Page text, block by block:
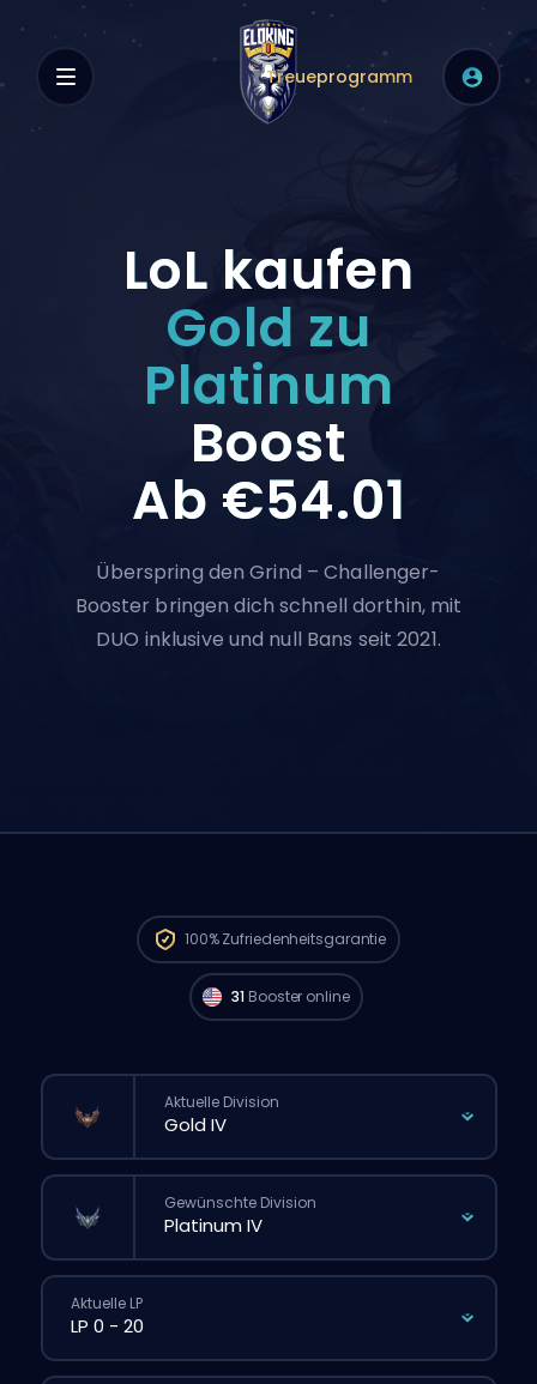
Treueprogramm
LoL kaufen
Gold zu
Platinum
Boost
Ab €54.01
Überspring den Grind – Challenger-
Booster bringen dich schnell dorthin, mit
DUO inklusive und null Bans seit 2021.
100%Zufriedenheitsgarantie
verfügbar und können deine Bestellung
sofort starten. 🔥
31 Booster online
Aktuelle Division
Gewünschte Division
Aktuelle LP